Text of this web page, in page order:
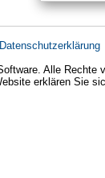
Datenschutzerklärung
Alle Rechte
erklären Sie